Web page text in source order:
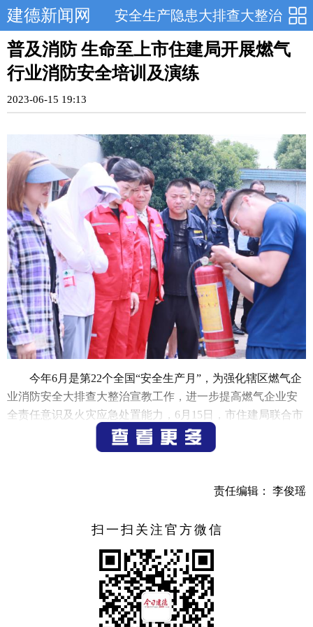
安全生产隐患大排查大整治
建德新闻网
​普及消防 生命至上市住建局开展燃气
行业消防安全培训及演练
2023-06-15 19:13
今年6月是第22个全国“安全生产月”，为强化辖区燃气企
业消防安全大排查大整治宣教工作，进一步提高燃气企业安
全责任意识及火灾应急处置能力，6月15日，市住建局联合市
消防救援大队开展燃气行业消防安全宣传培训及演练活动，
培训人员覆盖相关职能部门、属地及全市燃气经营企业安全
为更好的巩固前期大排查大整治行动成果，结合“安全生
气行业重点部位、重点环节、重点事项进行再强调再压实。
课上通过形象鲜明、生动具体、通俗易懂的语言，深入浅出
的进行讲解，课后组织演练实操，强化运用理论知识。与会
人员纷纷表示，本次培训内容接地气，贴合实际，从理论上
升到实践，切身体会到了消防安全和安全生产防范的重要
责任编辑： 李俊瑶
扫一扫关注官方微信